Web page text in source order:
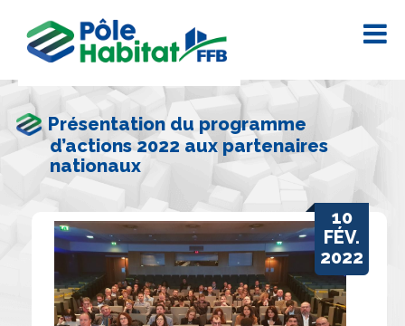
Présentation du programme
d’actions 2022 aux partenaires
nationaux
10
FÉV.
2022